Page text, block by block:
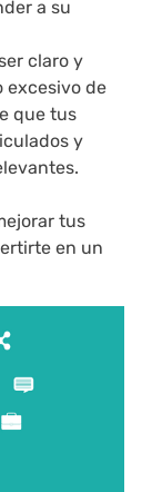
a su
claro y
excesivo de
que tus
y
tus
en un